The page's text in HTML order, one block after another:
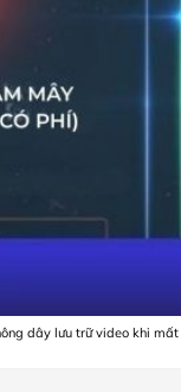
dây lưu trữ video khi